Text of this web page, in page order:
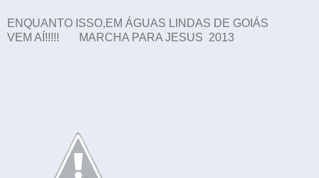
ENQUANTO ISSO,EM ÁGUAS LINDAS DE GOIÁS
VEM AÍ!!!!! MARCHA PARA JESUS 2013